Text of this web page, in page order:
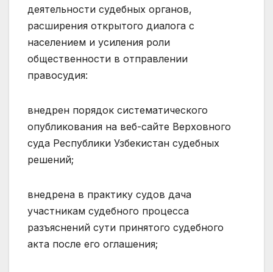
деятельности судебных органов,
расширения открытого диалога с
населением и усиления роли
общественности в отправлении
правосудия:
внедрен порядок систематического
опубликования на веб-сайте Верховного
суда Республики Узбекистан судебных
решений;
внедрена в практику судов дача
участникам судебного процесса
разъяснений сути принятого судебного
акта после его оглашения;